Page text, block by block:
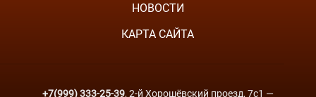
НОВОСТИ
КАРТА САЙТА
+7(999) 333-25-39, 2-й Хорошёвский проезд, 7с1 —